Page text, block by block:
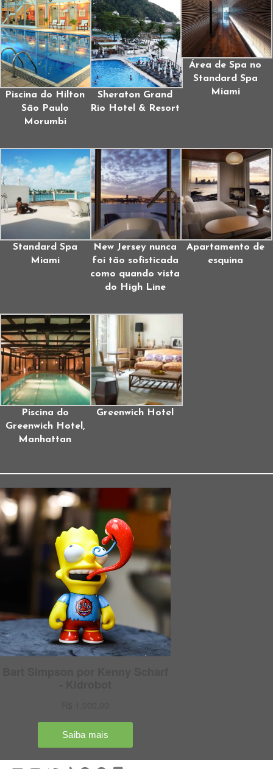
Piscina do Hilton
São Paulo
Morumbi
Sheraton Grand
Rio Hotel & Resort
Área de Spa no
Standard Spa
Miami
Standard Spa
Miami
New Jersey nunca
foi tão sofisticada
como quando vista
do High Line
Apartamento de
esquina
Piscina do
Greenwich Hotel,
Manhattan
Greenwich Hotel